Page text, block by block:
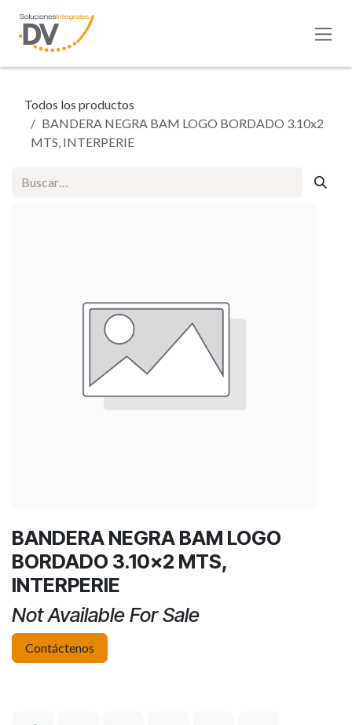
Todos los productos
BANDERA NEGRA BAM LOGO BORDADO 3.10x2
MTS, INTERPERIE
BANDERA NEGRA BAM LOGO
BORDADO 3.10x2 MTS,
INTERPERIE
Not Available For Sale
Contáctenos